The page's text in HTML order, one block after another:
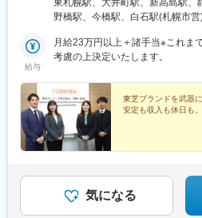
奈川県横浜市西区みなとみらい
町16-1■関西支社大阪府大阪市阿
ルカス■四国支店香川県高松市朝
野橋駅、今橋駅、白石駅(札幌市
給与
月給23万円以上＋諸手当※これま
考慮の上決定いたします。
東芝ブランドを武器
安定も収入も休日も
気になる